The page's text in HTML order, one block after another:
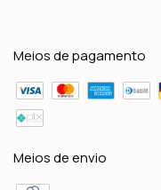
Meios de pagamento
Meios de envio